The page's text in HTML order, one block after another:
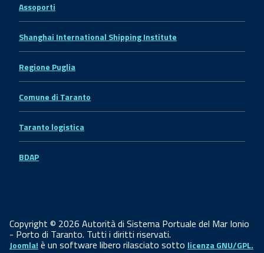
Assoporti
Shanghai International Shipping Institute
Regione Puglia
Comune di Taranto
Taranto logistica
BDAP
Copyright © 2026 Autorità di Sistema Portuale del Mar Ionio
- Porto di Taranto. Tutti i diritti riservati.
Joomla! è un software libero rilasciato sotto licenza GNU/GPL.